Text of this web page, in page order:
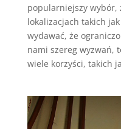
popularniejszy wybór,
lokalizacjach takich
wydawać, że
nami szereg wyzwań,
wiele korzyści, takich